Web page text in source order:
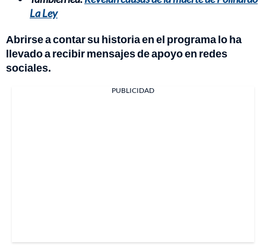
La Ley
Abrirse a contar su historia en el programa lo ha
llevado a recibir mensajes de apoyo en redes
sociales.
PUBLICIDAD